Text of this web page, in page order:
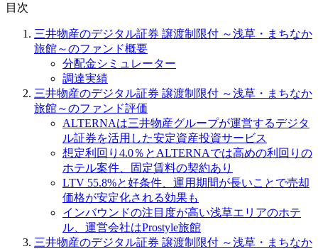
目次
三井物産のデジタル証券 譲渡制限付 ～浅草・まちなか
旅館～のファンド概要
分配金シミュレーター
調達実績
三井物産のデジタル証券 譲渡制限付 ～浅草・まちなか
旅館～のファンド評価
ALTERNAは三井物産グループが運営するデジタ
ル証券を活用した安定資産投資サービス
想定利回り4.0％とALTERNAでは高めの利回りの
ホテル案件、固定賃料の契約あり
LTV 55.8%と好条件、運用期間が長いことで売却
価格が安定化される効果も
インバウンドの注目度が高い浅草エリアのホテ
ル、運営会社はProstyle旅館
三井物産のデジタル証券 譲渡制限付 ～浅草・まちなか